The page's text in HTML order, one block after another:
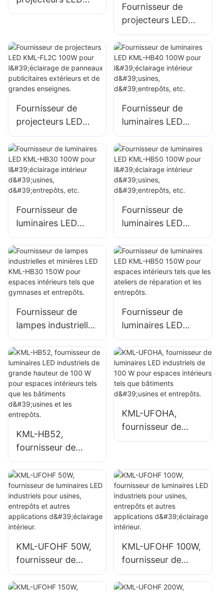
KML-FL05 300W,
et de quai
Fournisseur de
projecteurs LED
KML-FL2C 50W
pour l'éclairage
extérieur de
panneaux
publicitaires et de
Fournisseur de
projecteurs LED
KML-FL2C 100W
pour l'éclairage de
panneaux
publicitaires
extérieurs et de
Fournisseur de
luminaires LED
KML-HB40 100W
pour l'éclairage
intérieur d'usines,
d'entrepôts, etc.
Fournisseur de
luminaires LED
KML-HB30 100W
pour l'éclairage
intérieur d'usines,
d'entrepôts, etc.
Fournisseur de
luminaires LED
KML-HB50 100W
pour l'éclairage
intérieur d'usines,
d'entrepôts, etc.
Fournisseur de
lampes industrielles
et minières LED
KML-HB30 150W
pour espaces
intérieurs tels que
gymnases et
entrepôts.
Fournisseur de
luminaires LED
KML-HB50 150W
pour espaces
intérieurs tels que
les ateliers de
réparation et les
KML-HB52,
fournisseur de
luminaires LED
industriels de
grande hauteur de
100 W pour
espaces intérieurs
tels que les
bâtiments d'usines
et les entrepôts.
KML-UFOHA,
fournisseur de
luminaires LED
W pour espaces
intérieurs tels que
bâtiments d'usines
et entrepôts.
KML-UFOHF 50W,
fournisseur de
luminaires LED
industriels pour
KML-UFOHF 100W,
fournisseur de
luminaires LED
industriels pour